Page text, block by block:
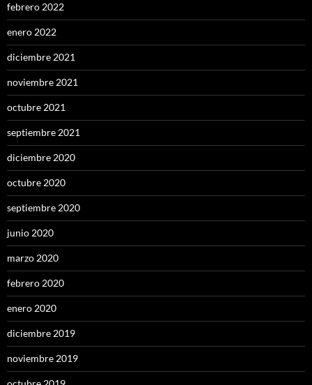
febrero 2022
enero 2022
diciembre 2021
noviembre 2021
octubre 2021
septiembre 2021
diciembre 2020
octubre 2020
septiembre 2020
junio 2020
marzo 2020
febrero 2020
enero 2020
diciembre 2019
noviembre 2019